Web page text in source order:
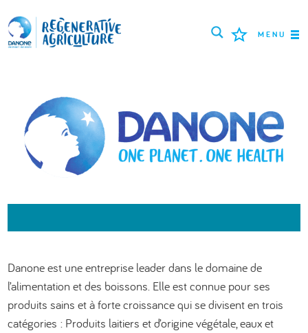
MENU
AGRICULTEURS
BONNES PRATIQUES
POLSKI NEDERLANDS FRANÇAIS
DEUTSCH
العربية
Danone est une entreprise leader dans le domaine de
l’alimentation et des boissons. Elle est connue pour ses
produits sains et à forte croissance qui se divisent en trois
catégories : Produits laitiers et d’origine végétale, eaux et